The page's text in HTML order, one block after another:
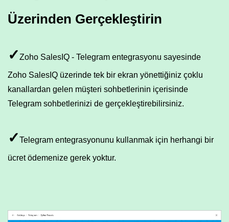
Üzerinden Gerçekleştirin
✓Zoho SalesIQ - Telegram entegrasyonu sayesinde
Zoho SalesIQ üzerinde tek bir ekran yönettiğiniz çoklu
kanallardan gelen müşteri sohbetlerinin içerisinde
Telegram sohbetlerinizi de gerçekleştirebilirsiniz.
✓Telegram entegrasyonunu kullanmak için herhangi bir
ücret ödemenize gerek yoktur.